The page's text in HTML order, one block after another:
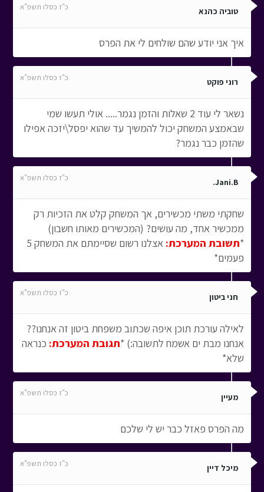
טוביה כהנא כ"ז כסלו תשפ"א
איך אני יודע שהם שולחים לי את הפרס
רוני פוקט כ"ז כסלו תשפ"א
נשאר לי עוד 2 שאלות והזמן נגמר..... אולי תעשו שמי
שבאמצע המשחק יכול להמשיך עד שהוא יפסל\יזכה אפילו
שהזמן כבר נגמר?
Jani.B. כ"ז כסלו תשפ"א
שחקתי משתי מכשירים, אך המשחק קלט את הזכיות רק
ממכשיר אחד, מה עושים? (המכשירים מאותו חשבון)
*תשובת המערכת:
אצלנו רשום שסיימתם את המשחק 5
פעמים*
חני ביטון כ"ז כסלו תשפ"א
לאילה עורכת תוכן איפה שכתוב משפחת ביטון זה אנחנו??
אנחנו מבת ים אשמח לתשובה:) *תגובת המערכת: כנראה
שלא*
מעיין כ"ז כסלו תשפ"א
מה הפרס פאזל כבר יש לי שלכם
מיכל דיין כ"ז כסלו תשפ"א